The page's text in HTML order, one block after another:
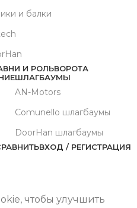
и балки
И РОЛЬВОРОТА
ШЛАГБАУМЫ
AN-Motors
Comunello шлагбаумы
DoorHan шлагбаумы
ВХОД / РЕГИСТРАЦИЯ
чтобы улучшить